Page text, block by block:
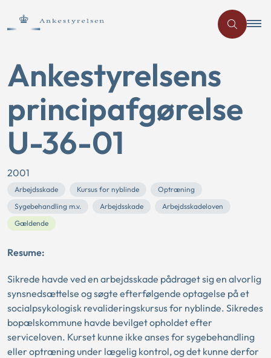
Ankestyrelsens
principafgørelse
U-36-01
2001
Arbejdsskade Kursus for nyblinde
Optræning
Sygebehandling m.v.
Arbejdsskade
Arbejdsskadeloven
Gældende
Resume:
Sikrede havde ved en arbejdsskade pådraget sig en alvorlig
synsnedsættelse og søgte efterfølgende optagelse på et
socialpsykologisk revalideringskursus for nyblinde. Sikredes
bopælskommune havde bevilget opholdet efter
serviceloven. Kurset kunne ikke anses for sygebehandling
eller optræning under lægelig kontrol, og det kunne derfor